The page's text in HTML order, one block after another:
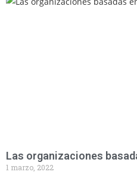
Las organizaciones
1 marzo, 2022